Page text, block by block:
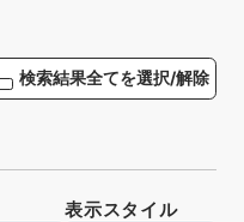
検索結果全てを選択/解除
表示スタイル